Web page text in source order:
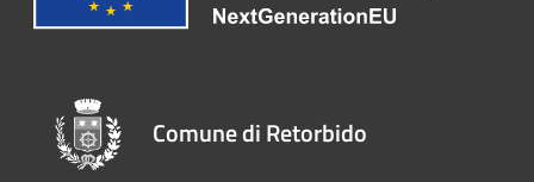
Comune di Retorbido